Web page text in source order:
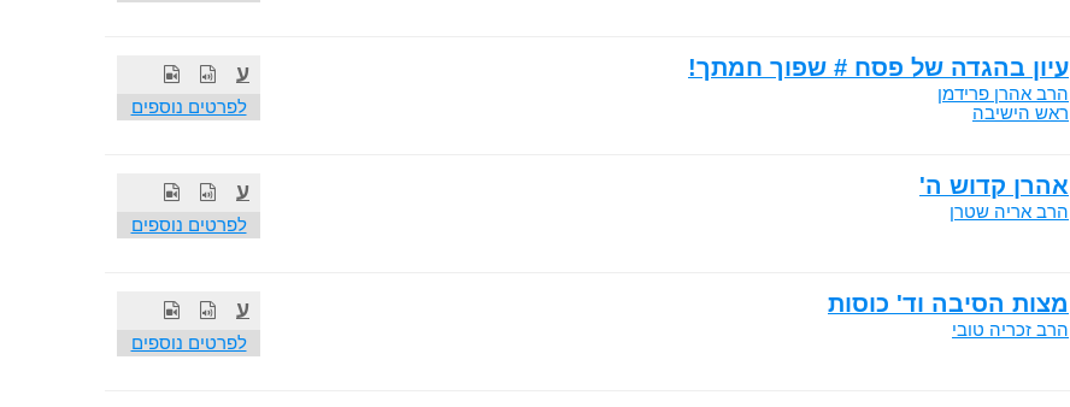
ע
לפרטים נוספים
עיון בהגדה של פסח # שפוך חמתך!
הרב אהרן פרידמן
ראש הישיבה
ע
לפרטים נוספים
אהרן קדוש ה'
הרב אריה שטרן
ע
לפרטים נוספים
מצות הסיבה וד' כוסות
הרב זכריה טובי